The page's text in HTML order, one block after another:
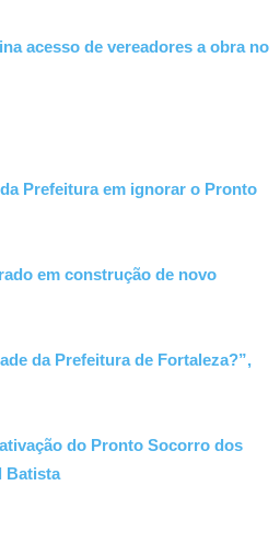
acesso de vereadores a obra no
Prefeitura em ignorar o Pronto
em construção de novo
da Prefeitura de Fortaleza?”,
do Pronto Socorro dos
Batista